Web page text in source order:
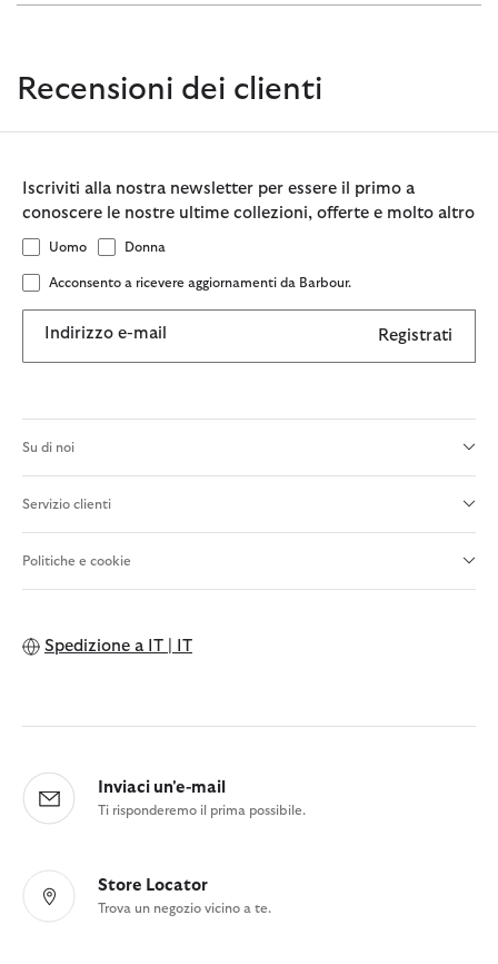
Recensioni dei clienti
Iscriviti alla nostra newsletter per essere il primo a
conoscere le nostre ultime collezioni, offerte e molto altro
Uomo Donna
Acconsento a ricevere aggiornamenti da Barbour.
Indirizzo e-mail Registrati
Su di noi
Servizio clienti
Politiche e cookie
Spedizione a IT | IT
Inviaci un'e-mail
Ti risponderemo il prima possibile.
Store Locator
Trova un negozio vicino a te.